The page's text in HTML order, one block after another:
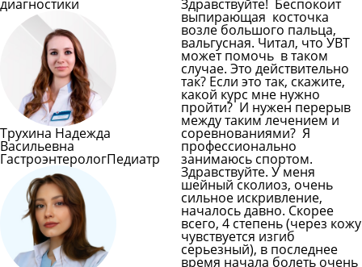
диагностики
Трухина Надежда
Васильевна
ГастроэнтерологПедиатр
Здравствуйте! Беспокоит
выпирающая косточка
возле большого пальца,
вальгусная. Читал, что УВТ
может помочь в таком
случае. Это действительно
так? Если это так, скажите,
какой курс мне нужно
пройти? И нужен перерыв
между таким лечением и
соревнованиями? Я
профессионально
занимаюсь спортом.
Здравствуйте. У меня
шейный сколиоз, очень
сильное искривление,
началось давно. Скорее
всего, 4 степень (через кожу
чувствуется изгиб
серьезный), в последнее
время начала болеть очень